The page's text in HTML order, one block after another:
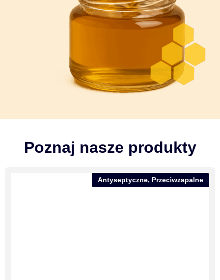
Poznaj nasze produkty
Antyseptyczne, Przeciwzapalne